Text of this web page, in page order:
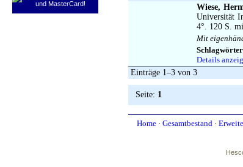
Wiese,
Universität
4°. 120 S.
Mit
Details
Einträge 1–3 von 3
Seite: 1
Home · Gesamtbestand ·